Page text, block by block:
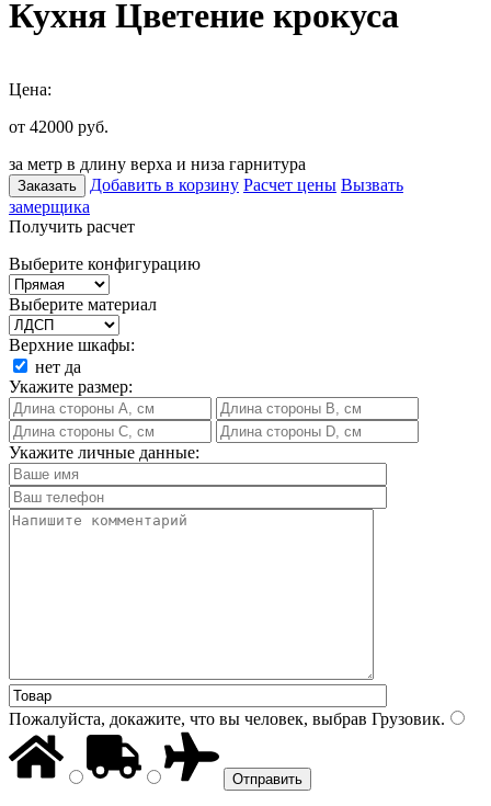
Кухня Цветение крокуса
Цена:
от 42000 руб.
за метр в длину верха и низа гарнитура
Заказать Добавить в корзину Расчет цены Вызвать
замерщика
Получить расчет
Выберите конфигурацию
Выберите материал
Верхние шкафы:
нет да
Укажите размер:
Укажите личные данные:
Пожалуйста, докажите, что вы человек, выбрав Грузовик.